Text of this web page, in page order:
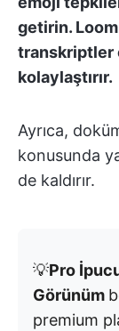
getirin.
transkriptler
kolaylaştırır.
Ayrıca,
konusunda
de kaldırır.
💡Pro
Görünüm
premium